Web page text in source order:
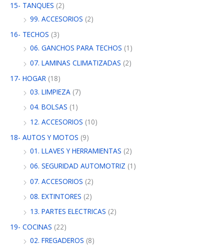
15- TANQUES (2)
99. ACCESORIOS (2)
16- TECHOS (3)
06. GANCHOS PARA TECHOS (1)
07. LAMINAS CLIMATIZADAS (2)
17- HOGAR (18)
03. LIMPIEZA (7)
04. BOLSAS (1)
12. ACCESORIOS (10)
18- AUTOS Y MOTOS (9)
01. LLAVES Y HERRAMIENTAS (2)
06. SEGURIDAD AUTOMOTRIZ (1)
07. ACCESORIOS (2)
08. EXTINTORES (2)
13. PARTES ELECTRICAS (2)
19- COCINAS (22)
02. FREGADEROS (8)